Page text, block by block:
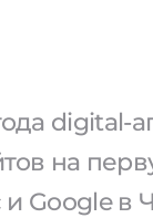
digital-
на
Google в